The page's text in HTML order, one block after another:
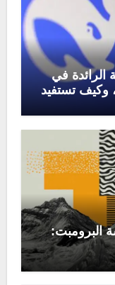
الرائدة في
وكيف تستفيد
البرومبت: